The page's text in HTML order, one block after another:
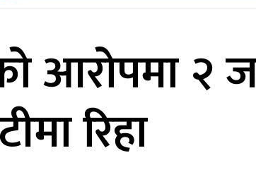
आरोपमा २
रिहा